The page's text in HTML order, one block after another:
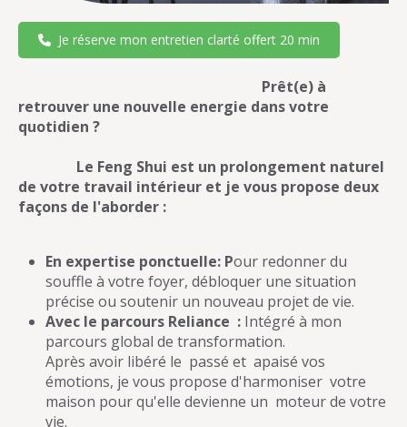
Je réserve mon entretien clarté offert 20 min
Prêt(e) à
retrouver une nouvelle energie dans votre
quotidien ?
Le Feng Shui est un prolongement naturel
de votre travail intérieur et je vous propose deux
façons de l'aborder :
En expertise ponctuelle: Pour redonner du
souffle à votre foyer, débloquer une situation
précise ou soutenir un nouveau projet de vie.
Avec le parcours Reliance : Intégré à mon
parcours global de transformation.
Après avoir libéré le passé et apaisé vos
émotions, je vous propose d'harmoniser votre
maison pour qu'elle devienne un moteur de votre
vie.